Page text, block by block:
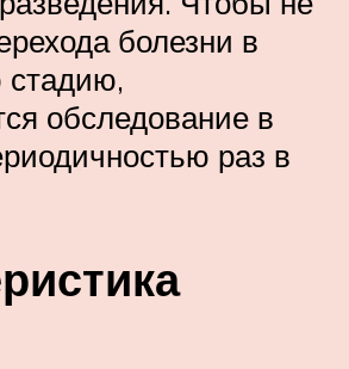
болезни в
обследование в
раз в